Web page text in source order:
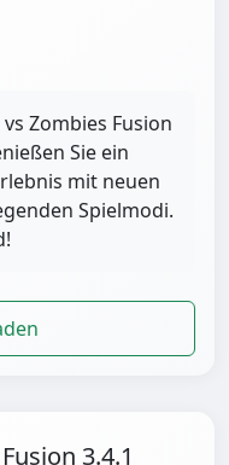
Zombies Fusion
Sie ein
mit neuen
Spielmodi.
3.4.1